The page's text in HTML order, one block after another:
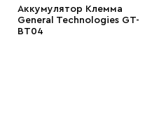
Аккумулятор Клемма
General Technologies GT-
BT04